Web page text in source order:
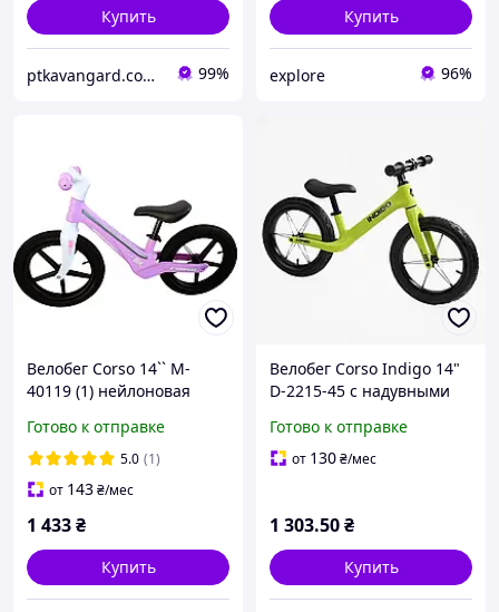
Купить
ptkavangard.com.ua 99%
Купить
explore 96%
Велобег Corso 14`` M-
40119 (1) нейлоновая
нейлоновая вилка, колеса
14 надувные резиновые
Готово к отправке
5.0 (1)
от 143₴/мес
1 433₴
Купить
Велобег Corso Indigo 14"
D-2215-45 с надувными
рама (желтый)
Готово к отправке
от 130₴/мес
1 303.50₴
Купить